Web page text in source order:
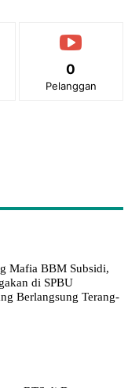
0
Pelanggan
Mafia BBM Subsidi,
di SPBU
Berlangsung Terang-